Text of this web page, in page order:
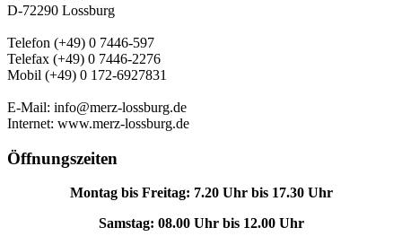
D-72290 Lossburg
Telefon (+49) 0 7446-597
Telefax (+49) 0 7446-2276
Mobil (+49) 0 172-6927831
E-Mail: info@merz-lossburg.de
Internet: www.merz-lossburg.de
Öffnungszeiten
Montag bis Freitag: 7.20 Uhr bis 17.30 Uhr
Samstag: 08.00 Uhr bis 12.00 Uhr